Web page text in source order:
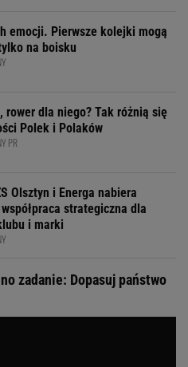
emocji. Pierwsze kolejki mogą
na boisku
rower dla niego? Tak różnią się
Polek i Polaków
PR
Olsztyn i Energa nabiera
strategiczna dla
i marki
zadanie: Dopasuj państwo